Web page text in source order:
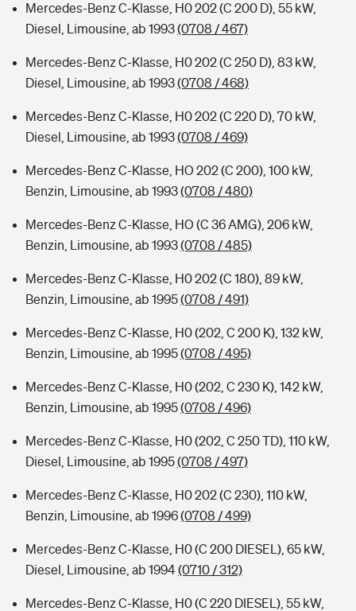
Typklassen: So ist Ihr Auto eingestuft
Sie haben Fragen?
Mercedes-Benz C-Klasse, H0 202 (C 200 D), 55 kW,
Diesel, Limousine, ab 1993(0708 / 467)
Mercedes-Benz C-Klasse, H0 202 (C 250 D), 83 kW,
Diesel, Limousine, ab 1993(0708 / 468)
Mercedes-Benz C-Klasse, H0 202 (C 220 D), 70 kW,
Diesel, Limousine, ab 1993(0708 / 469)
Mercedes-Benz C-Klasse, HO 202 (C 200), 100 kW,
Benzin, Limousine, ab 1993(0708 / 480)
Mercedes-Benz C-Klasse, HO (C 36 AMG), 206 kW,
Benzin, Limousine, ab 1993(0708 / 485)
Mercedes-Benz C-Klasse, H0 202 (C 180), 89 kW,
Benzin, Limousine, ab 1995(0708 / 491)
Mercedes-Benz C-Klasse, H0 (202, C 200 K), 132 kW,
Benzin, Limousine, ab 1995(0708 / 495)
Mercedes-Benz C-Klasse, H0 (202, C 230 K), 142 kW,
Benzin, Limousine, ab 1995(0708 / 496)
Mercedes-Benz C-Klasse, H0 (202, C 250 TD), 110 kW,
Diesel, Limousine, ab 1995(0708 / 497)
Mercedes-Benz C-Klasse, H0 202 (C 230), 110 kW,
Benzin, Limousine, ab 1996(0708 / 499)
Mercedes-Benz C-Klasse, H0 (C 200 DIESEL), 65 kW,
Diesel, Limousine, ab 1994(0710 / 312)
Mercedes-Benz C-Klasse, H0 (C 220 DIESEL), 55 kW,